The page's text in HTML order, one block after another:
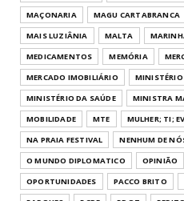
MAÇONARIA
MAGU CARTABRANCA
MAIS LUZIÂNIA
MALTA
MEDICAMENTOS
MEMÓRIA
MERCADO IMOBILIÁRIO
MINISTÉRIO
MINISTÉRIO DA SAÚDE
MINISTRA
MOBILIDADE
MTE MULHER; TI;
NA PRAIA FESTIVAL
NENHUM DE
O MUNDO DIPLOMATICO
OPINIÃO
OPORTUNIDADES
PACCO BRITO